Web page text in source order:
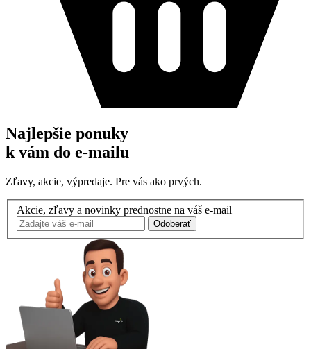
Najlepšie ponuky
k vám do e-mailu
Zľavy, akcie, výpredaje. Pre vás ako prvých.
Akcie, zľavy a novinky prednostne na váš e-mail
Odoberať